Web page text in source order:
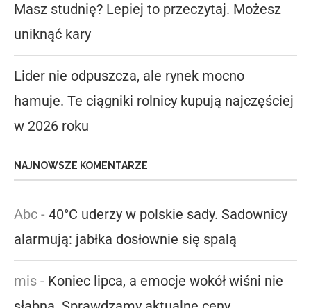
Masz studnię? Lepiej to przeczytaj. Możesz
uniknąć kary
Lider nie odpuszcza, ale rynek mocno
hamuje. Te ciągniki rolnicy kupują najczęściej
w 2026 roku
NAJNOWSZE KOMENTARZE
Abc - 40°C uderzy w polskie sady. Sadownicy
alarmują: jabłka dosłownie się spalą
mis - Koniec lipca, a emocje wokół wiśni nie